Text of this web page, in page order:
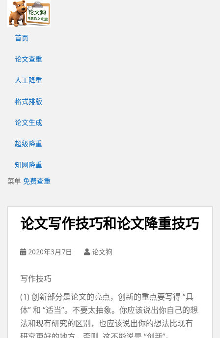
首页
论文查重
人工降重
格式排版
论文生成
超级降重
知网降重
菜单 免费查重
论文写作技巧和论文降重技巧
2020年3月7日 论文狗
写作技巧
(1) 创新部分是论文的亮点，创新的重点要写得 “具
体” 和 “适当”。不要太抽象。你应该说出你自己的想
法和现有研究的区别，也应该说出你的想法比现有